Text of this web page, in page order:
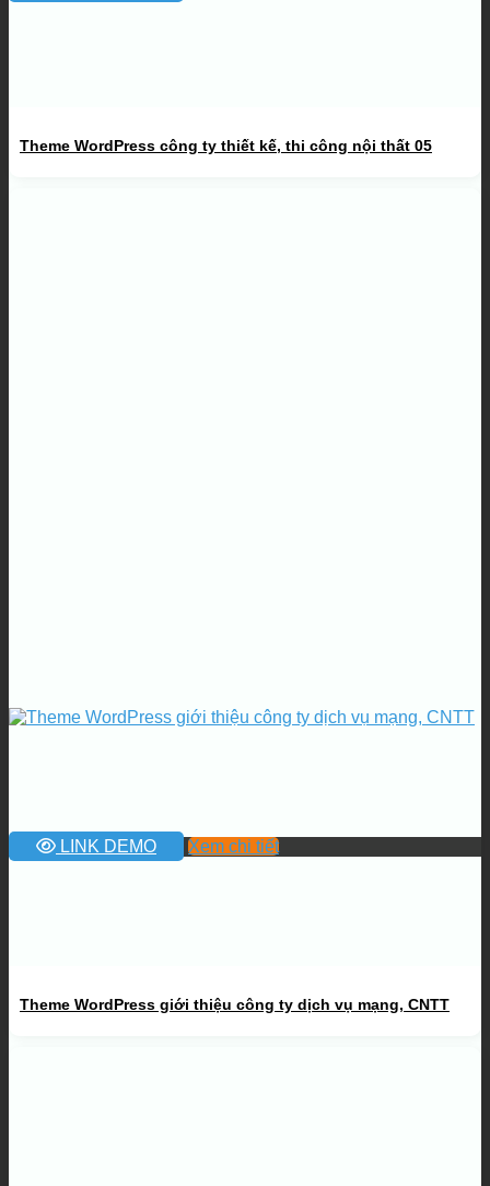
Theme WordPress công ty thiết kế, thi công nội thất 05
LINK DEMO Xem chi tiết
Theme WordPress giới thiệu công ty dịch vụ mạng, CNTT